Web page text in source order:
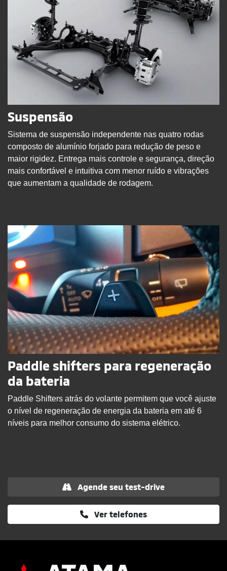
Suspensão
Sistema de suspensão independente nas quatro rodas
composto de alumínio forjado para redução de peso e
maior rigidez. Entrega mais controle e segurança, direção
mais confortável e intuitiva com menor ruído e vibrações
que aumentam a qualidade de rodagem.
Paddle shifters para regeneração
da bateria
Paddle Shifters atrás do volante permitem que você ajuste
o nível de regeneração de energia da bateria em até 6
níveis para melhor consumo do sistema elétrico.
Ver telefones
Agende seu test-drive